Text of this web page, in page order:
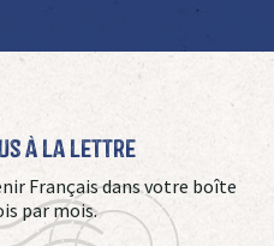
à La Lettre
Français dans votre boîte
par mois.